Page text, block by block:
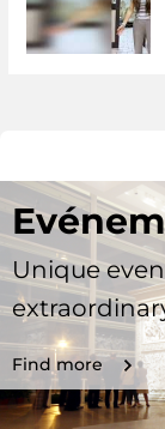
Unique
Find more